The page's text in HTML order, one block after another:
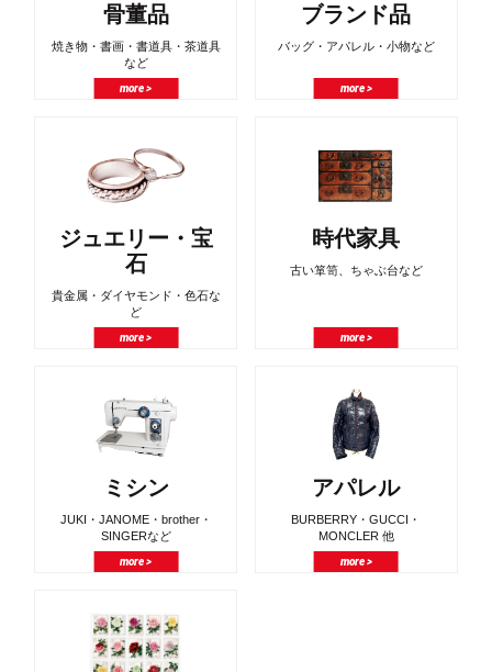
骨董品
焼き物・書画・書道具・茶道具
など
more >
ブランド品
バッグ・アパレル・小物など
more >
ジュエリー・宝
石
貴金属・ダイヤモンド・色石な
ど
more >
時代家具
古い箪笥、ちゃぶ台など
more >
ミシン
JUKI・JANOME・brother・
SINGERなど
more >
アパレル
BURBERRY・GUCCI・
MONCLER 他
more >